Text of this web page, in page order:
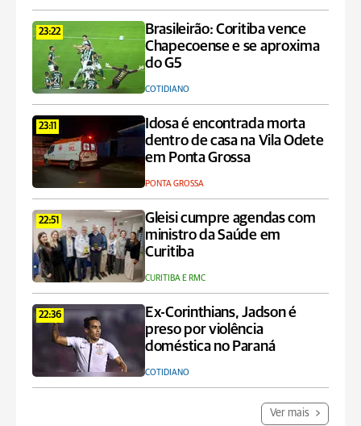
23:22
Brasileirão: Coritiba vence
Chapecoense e se aproxima
do G5
COTIDIANO
23:11
Idosa é encontrada morta
dentro de casa na Vila Odete
em Ponta Grossa
PONTA GROSSA
22:51
Gleisi cumpre agendas com
ministro da Saúde em
Curitiba
CURITIBA E RMC
22:36
Ex-Corinthians, Jadson é
preso por violência
doméstica no Paraná
COTIDIANO
Ver mais